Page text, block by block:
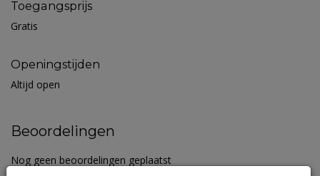
Toegangsprijs
Gratis
Openingstijden
Altijd open
Beoordelingen
Nog geen beoordelingen geplaatst